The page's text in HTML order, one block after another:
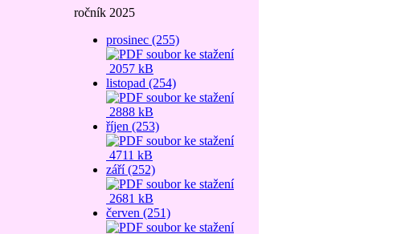
ročník 2025
prosinec (255)
2057 kB
listopad (254)
2888 kB
říjen (253)
4711 kB
září (252)
2681 kB
červen (251)